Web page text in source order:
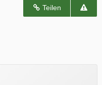
Teilen